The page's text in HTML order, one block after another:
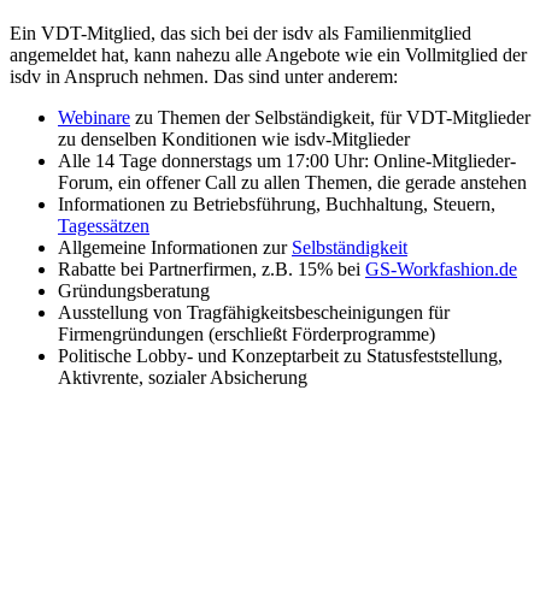
Ein VDT-Mitglied, das sich bei der isdv als Familienmitglied
angemeldet hat, kann nahezu alle Angebote wie ein Vollmitglied der
isdv in Anspruch nehmen. Das sind unter anderem:
Webinare zu Themen der Selbständigkeit, für VDT-Mitglieder
zu denselben Konditionen wie isdv-Mitglieder
Alle 14 Tage donnerstags um 17:00 Uhr: Online-Mitglieder-
Forum, ein offener Call zu allen Themen, die gerade anstehen
Informationen zu Betriebsführung, Buchhaltung, Steuern,
Tagessätzen
Allgemeine Informationen zur Selbständigkeit
Rabatte bei Partnerfirmen, z.B. 15% bei GS-Workfashion.de
Gründungsberatung
Ausstellung von Tragfähigkeitsbescheinigungen für
Firmengründungen (erschließt Förderprogramme)
Politische Lobby- und Konzeptarbeit zu Statusfeststellung,
Aktivrente, sozialer Absicherung